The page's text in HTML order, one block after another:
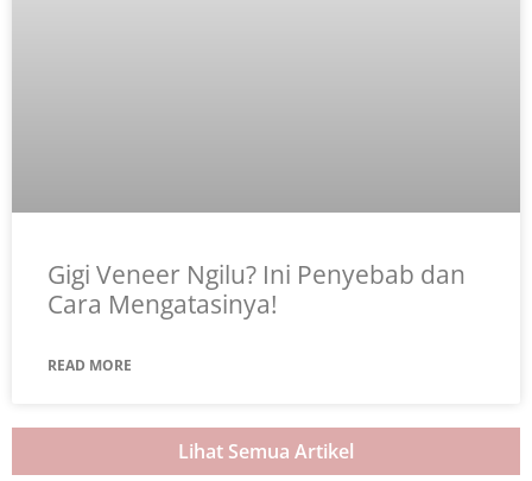
Gigi Veneer Ngilu? Ini Penyebab dan
Cara Mengatasinya!
READ MORE
Lihat Semua Artikel